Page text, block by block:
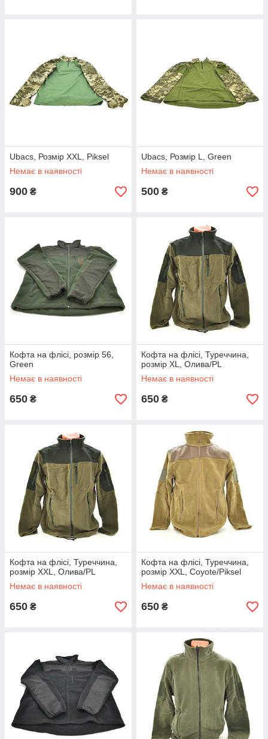
Ubacs, Розмір XXL, Piksel
Немає в наявності
900 ₴
Ubacs, Розмір L, Green
Немає в наявності
500 ₴
Кофта на флісі, розмір 56,
Green
Немає в наявності
650 ₴
Кофта на флісі, Туреччина,
розмір XL, Олива/PL
Немає в наявності
650 ₴
Кофта на флісі, Туреччина,
розмір XXL, Олива/PL
Немає в наявності
650 ₴
Кофта на флісі, Туреччина,
розмір XXL, Coyote/Piksel
Немає в наявності
650 ₴